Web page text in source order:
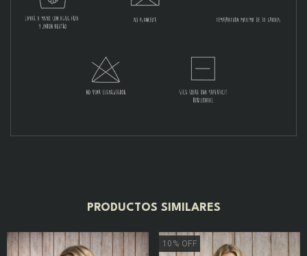
PRODUCTOS SIMILARES
10 % OFF